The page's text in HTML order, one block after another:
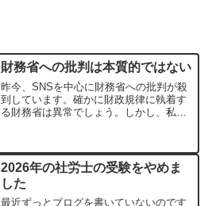
財務省への批判は本質的ではない
昨今、SNSを中心に財務省への批判が殺
到しています。確かに財政規律に執着す
る財務省は異常でしょう。しかし、私は
もありませんが。問題の本質はエリート
層の学生時代の教育では...
2026年の社労士の受験をやめま
した
最近ずっとブログを書いていないのです